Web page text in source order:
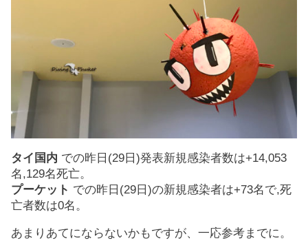
タイ国内 での昨日(29日)発表新規感染者数は+14,053
名,129名死亡。
プーケット での昨日(29日)の新規感染者は+73名で,死
亡者数は0名。
あまりあてにならないかもですが、一応参考までに。